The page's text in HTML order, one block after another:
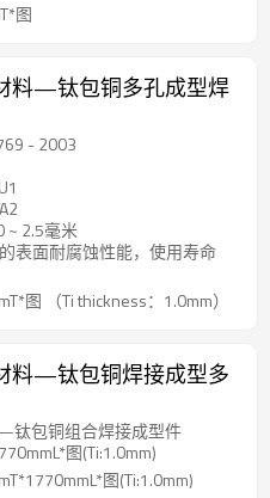
图
料—钛包铜多孔成型焊
- 2003
~ 2.5毫米
表面耐腐蚀性能，使用寿命
图 （Ti thickness：1.0mm）
料—钛包铜焊接成型多
钛包铜组合焊接成型件
图(Ti:1.0mm)
图(Ti:1.0mm)